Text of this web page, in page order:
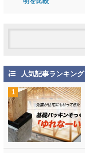
人気記事ランキング